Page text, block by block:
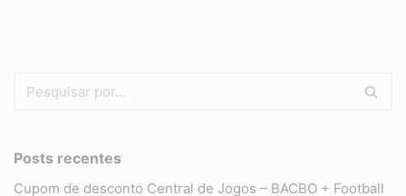
Posts recentes
Cupom de desconto Central de Jogos – BACBO + Football